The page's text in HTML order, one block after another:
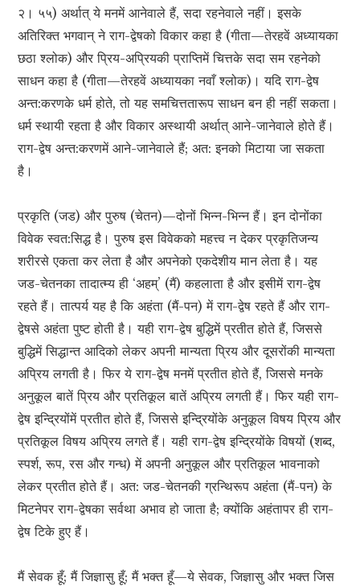
२। ५५) अर्थात् ये मनमें आनेवाले हैं, सदा रहनेवाले नहीं। इसके
अतिरिक्त भगवान् ने राग-द्वेषको विकार कहा है (गीता—तेरहवें अध्यायका
छठा श्लोक) और प्रिय-अप्रियकी प्राप्तिमें चित्तके सदा सम रहनेको
साधन कहा है (गीता—तेरहवें अध्यायका नवाँ श्लोक)। यदि राग-द्वेष
अन्त:करणके धर्म होते, तो यह समचित्ततारूप साधन बन ही नहीं सकता।
धर्म स्थायी रहता है और विकार अस्थायी अर्थात् आने-जानेवाले होते हैं।
राग-द्वेष अन्त:करणमें आने-जानेवाले हैं; अत: इनको मिटाया जा सकता
है।
प्रकृति (जड) और पुरुष (चेतन)—दोनों भिन्न-भिन्न हैं। इन दोनोंका
विवेक स्वत:सिद्ध है। पुरुष इस विवेकको महत्त्व न देकर प्रकृतिजन्य
शरीरसे एकता कर लेता है और अपनेको एकदेशीय मान लेता है। यह
जड-चेतनका तादात्म्य ही ‘अहम्’ (मैं) कहलाता है और इसीमें राग-द्वेष
रहते हैं। तात्पर्य यह है कि अहंता (मैं-पन) में राग-द्वेष रहते हैं और राग-
द्वेषसे अहंता पुष्ट होती है। यही राग-द्वेष बुद्धिमें प्रतीत होते हैं, जिससे
बुद्धिमें सिद्धान्त आदिको लेकर अपनी मान्यता प्रिय और दूसरोंकी मान्यता
अप्रिय लगती है। फिर ये राग-द्वेष मनमें प्रतीत होते हैं, जिससे मनके
अनुकूल बातें प्रिय और प्रतिकूल बातें अप्रिय लगती हैं। फिर यही राग-
द्वेष इन्द्रियोंमें प्रतीत होते हैं, जिससे इन्द्रियोंके अनुकूल विषय प्रिय और
प्रतिकूल विषय अप्रिय लगते हैं। यही राग-द्वेष इन्द्रियोंके विषयों (शब्द,
स्पर्श, रूप, रस और गन्ध) में अपनी अनुकूल और प्रतिकूल भावनाको
लेकर प्रतीत होते हैं। अत: जड-चेतनकी ग्रन्थिरूप अहंता (मैं-पन) के
मिटनेपर राग-द्वेषका सर्वथा अभाव हो जाता है; क्योंकि अहंतापर ही राग-
द्वेष टिके हुए हैं।
मैं सेवक हूँ; मैं जिज्ञासु हूँ; मैं भक्त हूँ—ये सेवक, जिज्ञासु और भक्त जिस